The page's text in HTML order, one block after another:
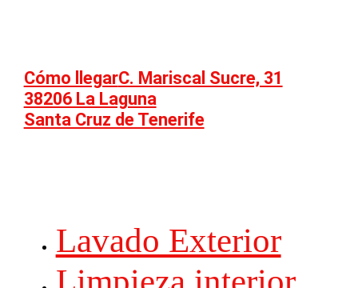
Cómo llegarC. Mariscal Sucre, 31
38206 La Laguna
Santa Cruz de Tenerife
Lavado Exterior